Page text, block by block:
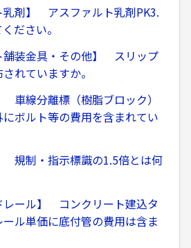
乳剤】 アスファルト乳剤PK3.
ださい。
舗装金具・その他】 スリップ
れていますか。
車線分離標（樹脂ブロック）
ボルト等の費用を含まれてい
規制・指示標識の1.5倍とは何
レール】 コンクリート建込タ
ル単価に底付管の費用は含ま